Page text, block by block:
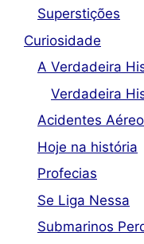
Superstições
Curiosidade
A Verdadeira
Verdadeira
Acidentes
Hoje na história
Profecias
Se Liga Nessa
Submarinos